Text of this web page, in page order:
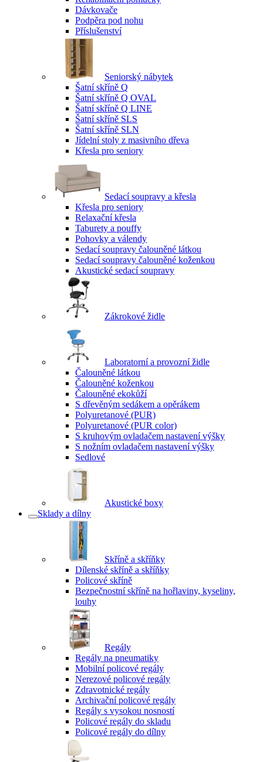
Dávkovače
Podpěra pod nohu
Příslušenství
Seniorský nábytek
Šatní skříně Q
Šatní skříně Q OVAL
Šatní skříně Q LINE
Šatní skříně SLS
Šatní skříně SLN
Jídelní stoly z masivního dřeva
Křesla pro seniory
Sedací soupravy a křesla
Křesla pro seniory
Relaxační křesla
Taburety a pouffy
Pohovky a válendy
Sedací soupravy čalouněné látkou
Sedací soupravy čalouněné koženkou
Akustické sedací soupravy
Zákrokové židle
Laboratorní a provozní židle
Čalouněné látkou
Čalouněné koženkou
Čalouněné ekokůží
S dřevěným sedákem a opěrákem
Polyuretanové (PUR)
Polyuretanové (PUR color)
S kruhovým ovladačem nastavení výšky
S nožním ovladačem nastavení výšky
Sedlové
Akustické boxy
Sklady a dílny
Skříně a skříňky
Dílenské skříně a skříňky
Policové skříně
Bezpečnostní skříně na hořlaviny, kyseliny,
louhy
Regály
Regály na pneumatiky
Mobilní policové regály
Nerezové policové regály
Zdravotnické regály
Archivační policové regály
Regály s vysokou nosností
Policové regály do skladu
Policové regály do dílny